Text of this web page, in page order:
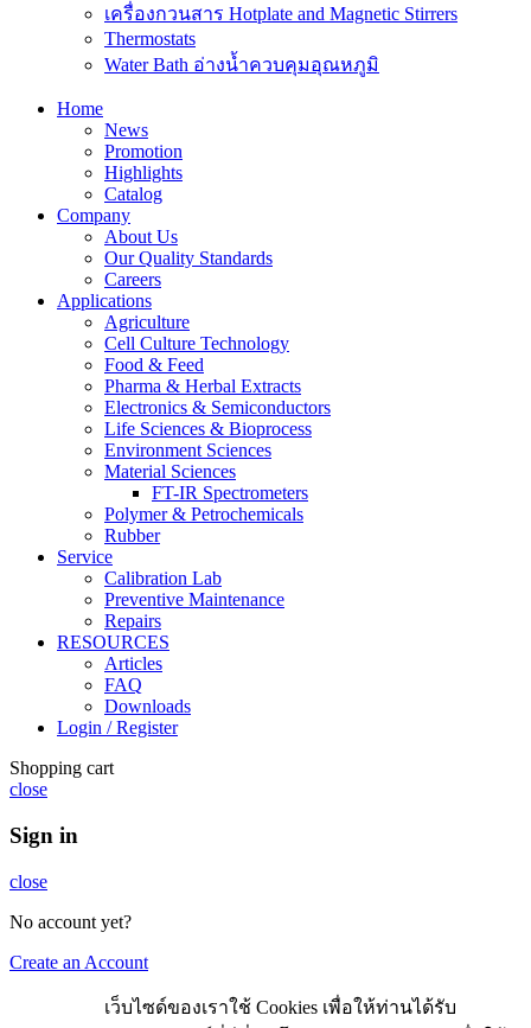
เครื่องกวนสาร Hotplate and Magnetic Stirrers
Thermostats
Water Bath อ่างน้ำควบคุมอุณหภูมิ
Home
News
Promotion
Highlights
Catalog
Company
About Us
Our Quality Standards
Careers
Applications
Agriculture
Cell Culture Technology
Food & Feed
Pharma & Herbal Extracts
Electronics & Semiconductors
Life Sciences & Bioprocess
Environment Sciences
Material Sciences
FT-IR Spectrometers
Polymer & Petrochemicals
Rubber
Service
Calibration Lab
Preventive Maintenance
Repairs
RESOURCES
Articles
FAQ
Downloads
Login / Register
Shopping cart
close
Sign in
close
No account yet?
Create an Account
เว็บไซด์ของเราใช้ Cookies เพื่อให้ท่านได้รับ